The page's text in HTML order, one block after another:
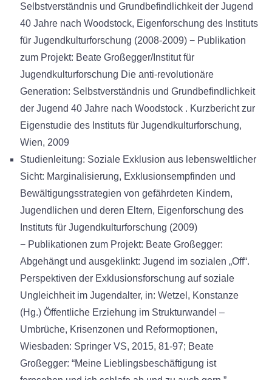
Selbstverständnis und Grundbefindlichkeit der Jugend
40 Jahre nach Woodstock, Eigenforschung des Instituts
für Jugendkulturforschung (2008-2009) − Publikation
zum Projekt: Beate Großegger/Institut für
Jugendkulturforschung Die anti-revolutionäre
Generation: Selbstverständnis und Grundbefindlichkeit
der Jugend 40 Jahre nach Woodstock . Kurzbericht zur
Eigenstudie des Instituts für Jugendkulturforschung,
Wien, 2009
Studienleitung: Soziale Exklusion aus lebensweltlicher
Sicht: Marginalisierung, Exklusionsempfinden und
Bewältigungsstrategien von gefährdeten Kindern,
Jugendlichen und deren Eltern, Eigenforschung des
Instituts für Jugendkulturforschung (2009)
− Publikationen zum Projekt: Beate Großegger:
Abgehängt und ausgeklinkt: Jugend im sozialen „Off“.
Perspektiven der Exklusionsforschung auf soziale
Ungleichheit im Jugendalter, in: Wetzel, Konstanze
(Hg.) Öffentliche Erziehung im Strukturwandel –
Umbrüche, Krisenzonen und Reformoptionen,
Wiesbaden: Springer VS, 2015, 81-97; Beate
Großegger: “Meine Lieblingsbeschäftigung ist